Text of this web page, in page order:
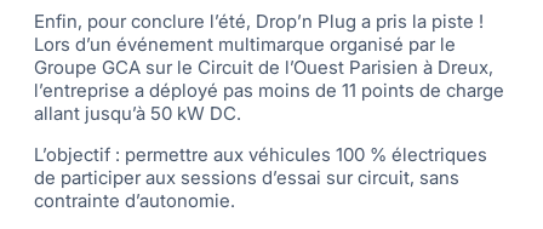
Enfin, pour conclure l’été, Drop’n Plug a pris la piste !
Lors d’un événement multimarque organisé par le
Groupe GCA sur le Circuit de l’Ouest Parisien à Dreux,
l’entreprise a déployé pas moins de 11 points de charge
allant jusqu’à 50 kW DC.
L’objectif : permettre aux véhicules 100 % électriques
de participer aux sessions d’essai sur circuit, sans
contrainte d’autonomie.